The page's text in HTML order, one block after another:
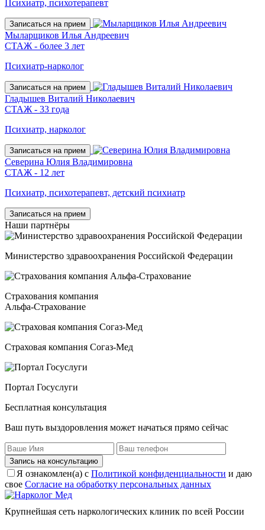
Психиатр, психотерапевт
Записаться на прием
Мыларщиков Илья Андреевич
СТАЖ - более 3 лет
Психиатр-нарколог
Записаться на прием
Гладышев Виталий Николаевич
СТАЖ - 33 года
Психиатр, нарколог
Записаться на прием
Северина Юлия Владимировна
СТАЖ - 12 лет
Психиатр, психотерапевт, детский психиатр
Записаться на прием
Наши партнёры
Министерство здравоохранения Российской Федерации
Страхования компания
Альфа-Страхование
Страховая компания Согаз-Мед
Портал Госуслуги
Бесплатная консультация
Ваш путь выздоровления может начаться прямо сейчас
Запись на консультацию
Я ознакомлен(а) с Политикой конфиденциальности и даю
свое Согласие на обработку персональных данных
Крупнейшая сеть наркологических клиник по всей России